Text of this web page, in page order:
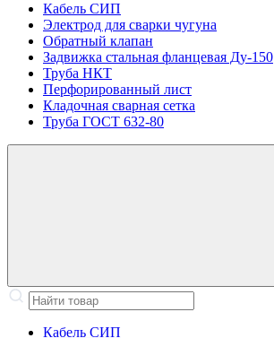
Кабель СИП
Электрод для сварки чугуна
Обратный клапан
Задвижка стальная фланцевая Ду-150
Труба НКТ
Перфорированный лист
Кладочная сварная сетка
Труба ГОСТ 632-80
Кабель СИП